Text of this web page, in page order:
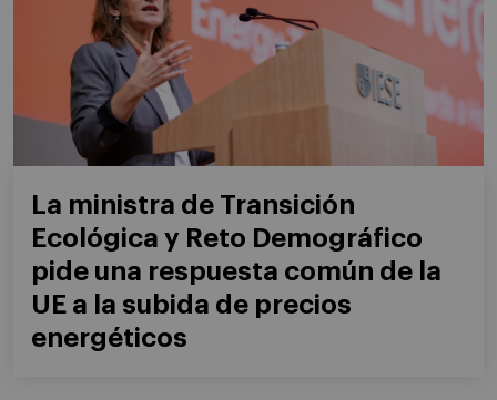
La ministra de Transición
Ecológica y Reto Demográfico
pide una respuesta común de la
UE a la subida de precios
energéticos